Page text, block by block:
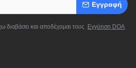
Εγγραφή
διαβάσει και αποδέχομαι τους Εγγύηση DOA